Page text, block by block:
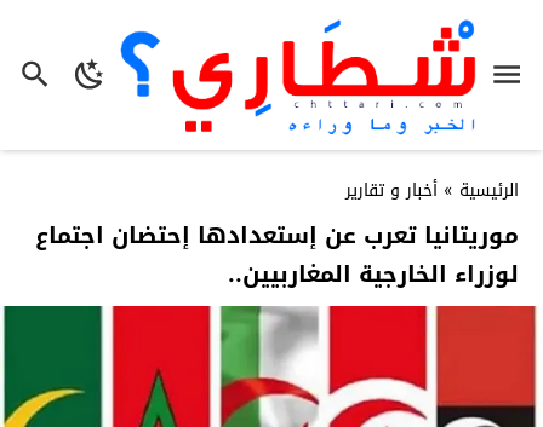
الرئيسية » أخبار و تقارير
موريتانيا تعرب عن إستعدادها إحتضان اجتماع
لوزراء الخارجية المغاربيين..